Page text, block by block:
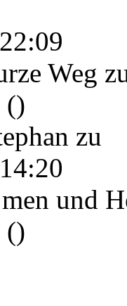
Weg
()
zu
und
()